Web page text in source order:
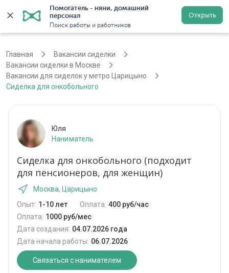
Помогатель - няни, домашний
персонал
Поиск работы и работников
Открыть
Регистрация
Главная
Вакансии сиделки
Вакансии сиделки в Москве
Вакансии для сиделок у метро Царицыно
Сиделка для онкобольного
Юля
Наниматель
Сиделка для онкобольного (подходит
для пенсионеров, для женщин)
Москва, Царицыно
Опыт: 1-10 лет Оплата: 400 руб/час
Оплата: 1000 руб/мес
Дата создания: 04.07.2026 года
Дата начала работы: 06.07.2026
Связаться с нанимателем